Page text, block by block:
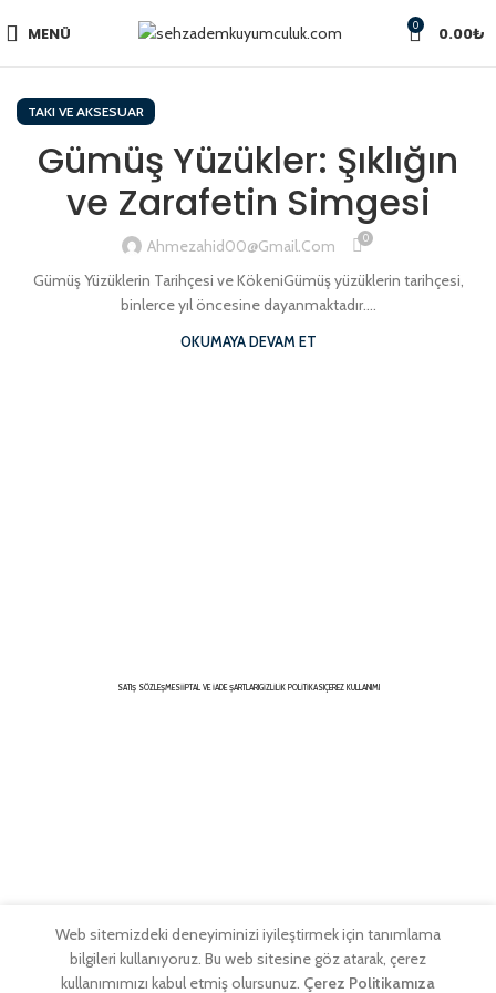
MENÜ 0 0.00₺
TAKI VE AKSESUAR
Gümüş Yüzükler: Şıklığın
ve Zarafetin Simgesi
Ahmezahid00@gmail.com 0
Gümüş Yüzüklerin Tarihçesi ve KökeniGümüş yüzüklerin tarihçesi,
binlerce yıl öncesine dayanmaktadır....
OKUMAYA DEVAM ET
SATIŞ SÖZLEŞMESIİPTAL VE İADE ŞARTLARIGIZLILIK POLITIKASIÇEREZ KULLANIMI
Web sitemizdeki deneyiminizi iyileştirmek için tanımlama
bilgileri kullanıyoruz. Bu web sitesine göz atarak, çerez
kullanımımızı kabul etmiş olursunuz. Çerez Politikamıza